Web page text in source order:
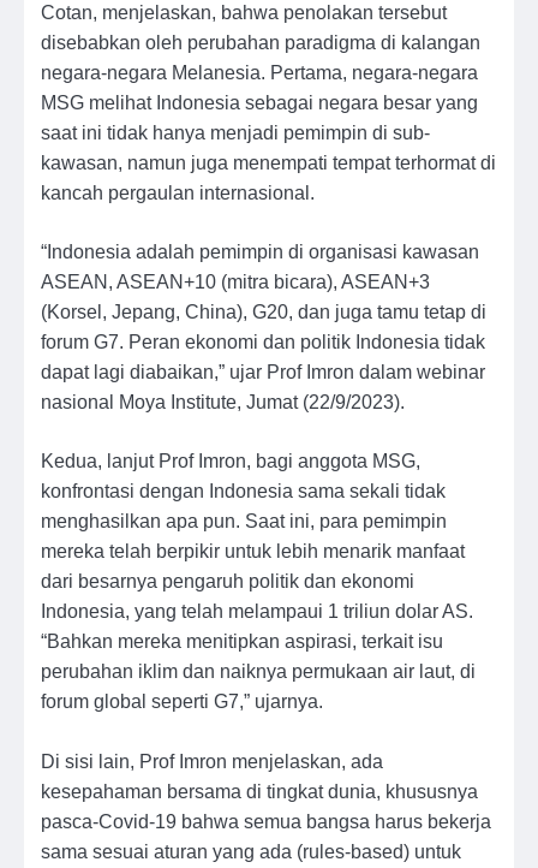
Cotan, menjelaskan, bahwa penolakan tersebut
disebabkan oleh perubahan paradigma di kalangan
negara-negara Melanesia. Pertama, negara-negara
MSG melihat Indonesia sebagai negara besar yang
saat ini tidak hanya menjadi pemimpin di sub-
kawasan, namun juga menempati tempat terhormat di
kancah pergaulan internasional.
“Indonesia adalah pemimpin di organisasi kawasan
ASEAN, ASEAN+10 (mitra bicara), ASEAN+3
(Korsel, Jepang, China), G20, dan juga tamu tetap di
forum G7. Peran ekonomi dan politik Indonesia tidak
dapat lagi diabaikan,” ujar Prof Imron dalam webinar
nasional Moya Institute, Jumat (22/9/2023).
Kedua, lanjut Prof Imron, bagi anggota MSG,
konfrontasi dengan Indonesia sama sekali tidak
menghasilkan apa pun. Saat ini, para pemimpin
mereka telah berpikir untuk lebih menarik manfaat
dari besarnya pengaruh politik dan ekonomi
Indonesia, yang telah melampaui 1 triliun dolar AS.
“Bahkan mereka menitipkan aspirasi, terkait isu
perubahan iklim dan naiknya permukaan air laut, di
forum global seperti G7,” ujarnya.
Di sisi lain, Prof Imron menjelaskan, ada
kesepahaman bersama di tingkat dunia, khususnya
pasca-Covid-19 bahwa semua bangsa harus bekerja
sama sesuai aturan yang ada (rules-based) untuk